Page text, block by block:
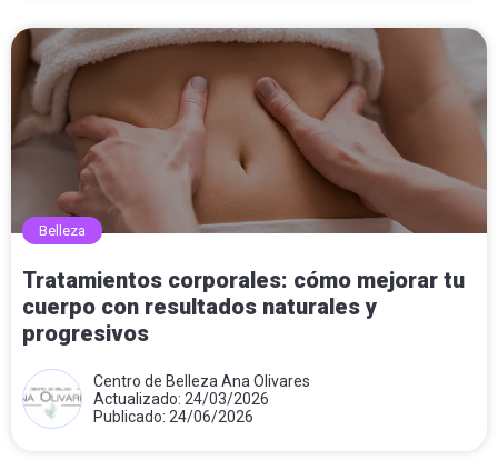
Belleza
Tratamientos corporales: cómo mejorar tu
cuerpo con resultados naturales y
progresivos
Centro de Belleza Ana Olivares
Actualizado: 24/03/2026
Publicado: 24/06/2026